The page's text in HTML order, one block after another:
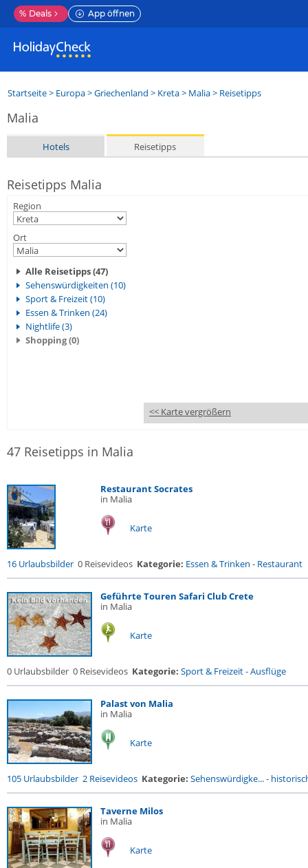
% Deals App öffnen
Startseite> Europa>Griechenland > Kreta> Malia> Reisetipps
Malia
Hotels Reisetipps
Reisetipps Malia
Region
Ort
Alle Reisetipps (47)
Sehenswürdigkeiten (10)
Sport & Freizeit (10)
Essen & Trinken (24)
Nightlife (3)
Shopping (0)
<< Karte vergrößern
47 Reisetipps in Malia
Restaurant Socrates
in Malia
Karte
16 Urlaubsbilder 0 Reisevideos Kategorie: Essen & Trinken - Restaurant
Geführte Touren Safari Club Crete
in Malia
Karte
0 Urlaubsbilder 0 Reisevideos Kategorie: Sport & Freizeit-Ausflüge
Palast von Malia
in Malia
Karte
105 Urlaubsbilder 2 Reisevideos Kategorie: Sehenswürdigke...-
Taverne Milos
in Malia
Karte